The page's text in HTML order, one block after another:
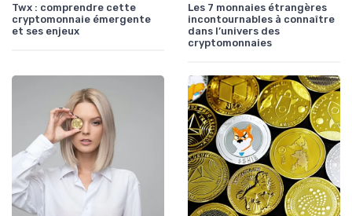
Twx : comprendre cette
cryptomonnaie émergente
et ses enjeux
Les 7 monnaies étrangères
incontournables à connaître
dans l’univers des
cryptomonnaies